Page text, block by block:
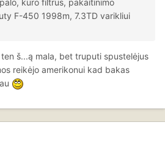
F-450 1998m, 7.3TD varikliui
š...ą mala, bet truputi spustelėjus
reikėjo amerikonui kad bakas